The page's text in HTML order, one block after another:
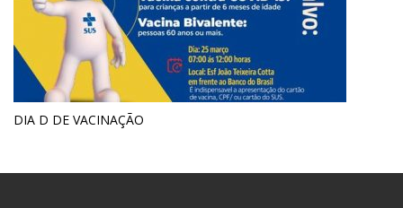
DIA D DE VACINAÇÃO